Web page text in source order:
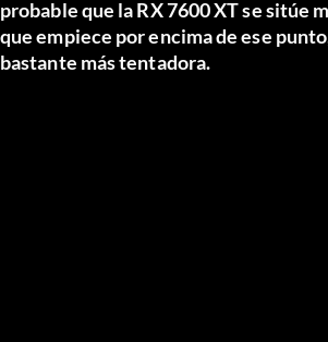
probable que la RX 7600 XT se sitúe
que empiece por encima de ese
bastante más tentadora.